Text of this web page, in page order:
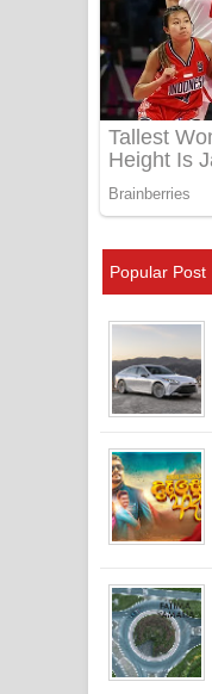
Popular Post